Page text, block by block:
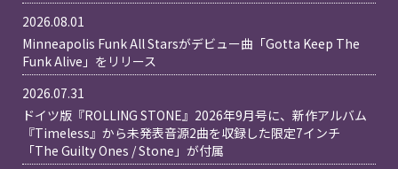
2026.08.01
Minneapolis Funk All Starsがデビュー曲「Gotta Keep The
Funk Alive」をリリース
2026.07.31
ドイツ版『ROLLING STONE』2026年9月号に、新作アルバム
『Timeless』から未発表音源2曲を収録した限定7インチ
「The Guilty Ones / Stone」が付属